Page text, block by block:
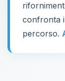
confronta
percorso.